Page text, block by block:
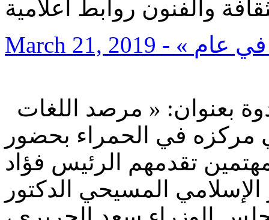
March 21, 2019
مركزه في الحمراء بحضور
تقدمهم الرئيس فؤاد
المسيحي الدكتور